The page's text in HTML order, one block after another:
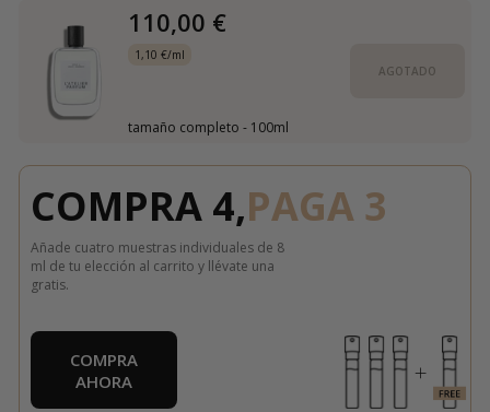
110,00 €
1,10 €/ml
tamaño completo - 100ml
AGOTADO
COMPRA 4,PAGA 3
Añade cuatro muestras individuales de 8
ml de tu elección al carrito y llévate una
gratis.
COMPRA
AHORA